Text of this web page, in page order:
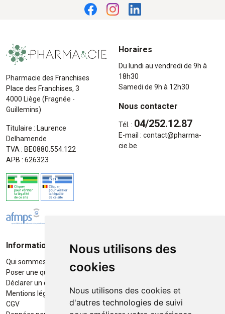
Nous utilisons des
cookies
Nous utilisons des cookies et
d'autres technologies de suivi
Pharmacie des Franchises
Place des Franchises, 3
4000 Liège (Fragnée -
Guillemins)
Titulaire : Laurence
Delhamende
TVA : BE0880.554.122
APB : 626323
Horaires
Du lundi au vendredi de 9h à
18h30
Samedi de 9h à 12h30
Nous contacter
Tél. : 04/252.12.87
E-mail : contact@pharma-
cie.be
Informations
Qui sommes-nous ?
Poser une question
Déclarer un effet indésirable
Mentions légales
CGV
Moyens de paiement